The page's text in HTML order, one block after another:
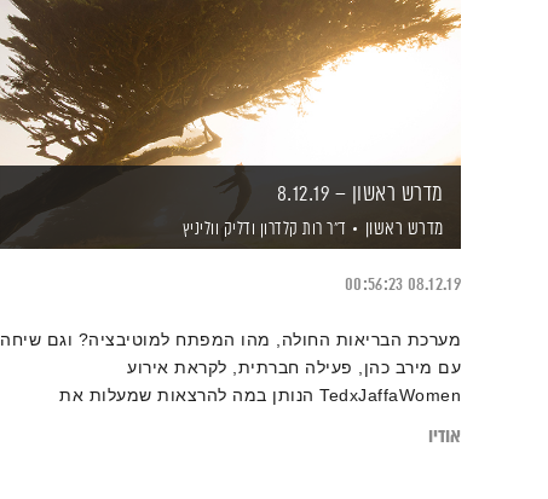
מדרש ראשון – 8.12.19
מדרש ראשון ד"ר רות קלדרון ודליק ווליניץ
08.12.19
00:56:23
מערכת הבריאות החולה, מהו המפתח למוטיבציה? וגם שיחה
עם מירב כהן, פעילה חברתית, לקראת אירוע
TedxJaffaWomen הנותן במה להרצאות שמעלות את
אודיו